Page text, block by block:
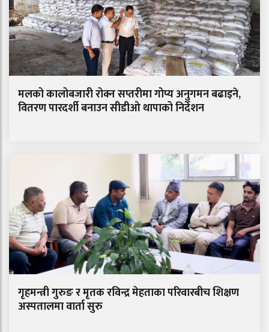
मलको कालोबजारी रोक्न सप्तरीमा गोप्य अनुगमन बढाइने,
वितरण पारदर्शी बनाउन सीडीओ थापाको निर्देशन
गृहमन्त्री गुरुङ र मृतक रविन्द्र मेहताका परिवारबीच शिक्षण
अस्पतालमा वार्ता सुरु